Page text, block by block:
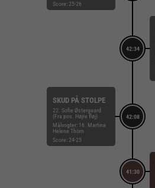
Score: 25-26
42:34
42:08
SKUD PÅ STOLPE
22. Sofie Østergaard
(Fra pos. Højre fløj)
Målvogter: 16. Martina
Helene Thörn
Score: 24-25
41:30